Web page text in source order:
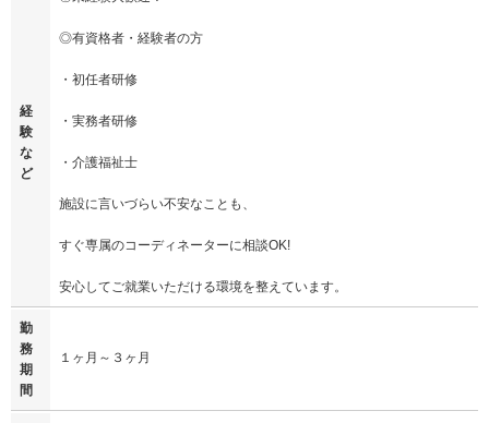
経
験
な
ど
◎有資格者・経験者の方
・初任者研修
・実務者研修
・介護福祉士
施設に言いづらい不安なことも、
すぐ専属のコーディネーターに相談OK!
安心してご就業いただける環境を整えています。
勤
務
期
間
１ヶ月～３ヶ月